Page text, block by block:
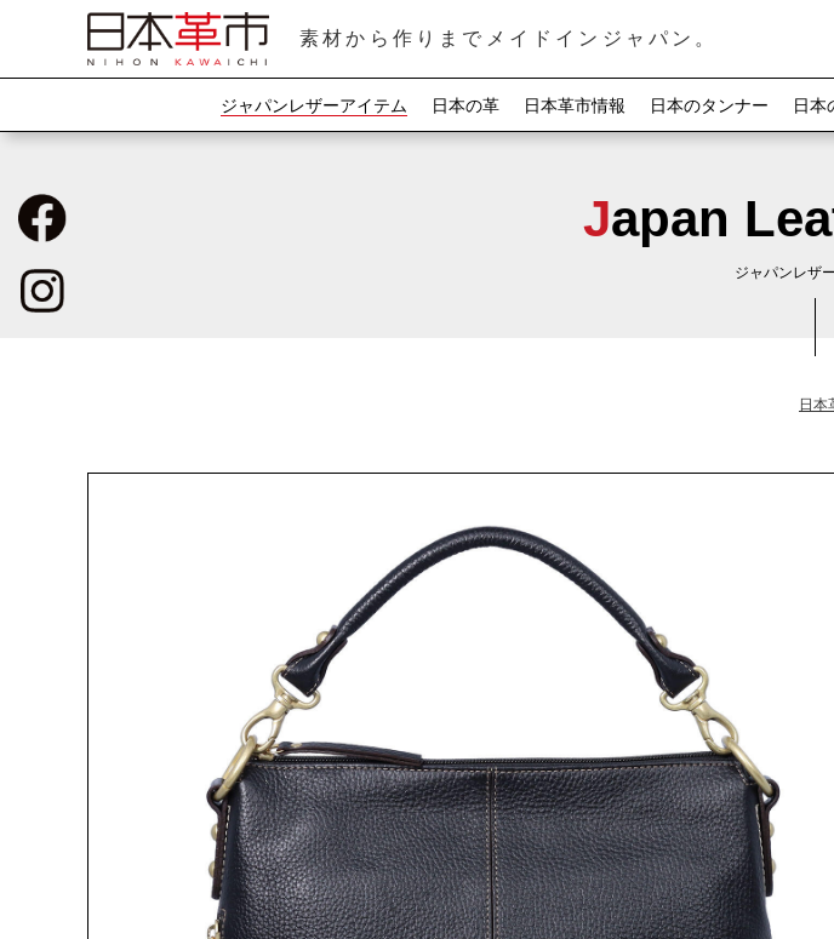
素材から作りまでメイドインジャパン。
ジャパンレザーアイテム 日本の革 日本革市情報 日本のタンナー 日本
Japan
ジャパンレザ
日本